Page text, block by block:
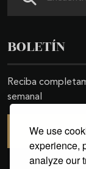
We use
experience,
analyze our
BOLETÍN
Reciba
semanal